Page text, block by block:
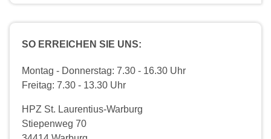
SO ERREICHEN SIE UNS:
Montag - Donnerstag: 7.30 - 16.30 Uhr
Freitag: 7.30 - 13.30 Uhr
HPZ St. Laurentius-Warburg
Stiepenweg 70